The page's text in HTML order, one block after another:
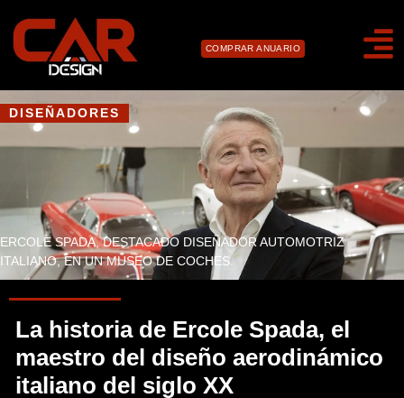
COMPRAR ANUARIO
DISEÑADORES
ERCOLE SPADA, DESTACADO DISEÑADOR AUTOMOTRIZ
ITALIANO, EN UN MUSEO DE COCHES.
La historia de Ercole Spada, el
maestro del diseño aerodinámico
italiano del siglo XX